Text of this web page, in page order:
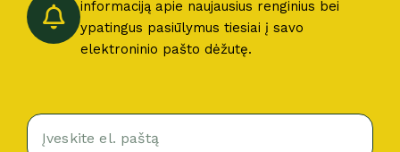
informaciją apie naujausius renginius bei
ypatingus pasiūlymus tiesiai į savo
elektroninio pašto dėžutę.